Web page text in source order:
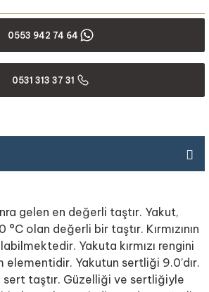
0553 942 74 64
0531 313 37 31
gelen en değerli taştır. Yakut,
olan değerli bir taştır. Kırmızının
Yakuta kırmızı rengini
Yakutun sertliği 9.0’dır.
sert taştır. Güzelliği ve sertliğiyle